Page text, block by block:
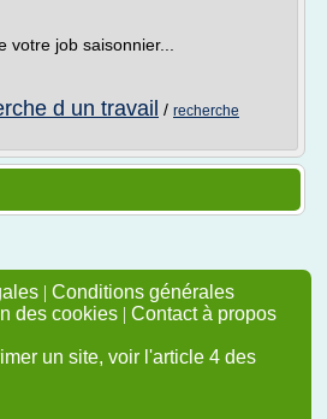
votre job saisonnier...
d un travail / recherche
| Conditions générales
des cookies | Contact à propos
un site, voir l'article 4 des